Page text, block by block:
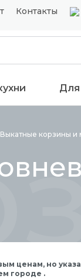
Контакты
Выкатные корзины и
ценам, но
городе .